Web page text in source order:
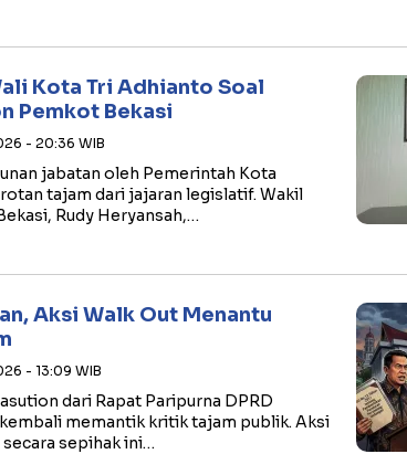
Kota Tri Adhianto Soal
Pemkot Bekasi
- 20:36 WIB
jabatan oleh Pemerintah Kota
tajam dari jajaran legislatif. Wakil
Rudy Heryansah,…
Aksi Walk Out Menantu
- 13:09 WIB
dari Rapat Paripurna DPRD
memantik kritik tajam publik. Aksi
sepihak ini…